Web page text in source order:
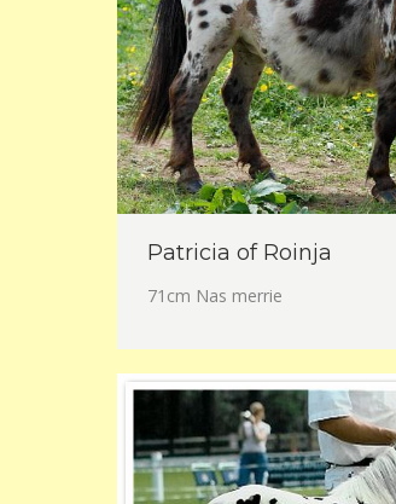
Patricia of Roinja
71cm Nas merrie